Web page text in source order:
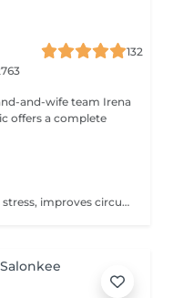
132
offers a complete
A deeply relaxing massage that melts stress, improves circulation, and leaves you recharged and focused. Indulge in luxury, even on your lunch break. Quick, effective treatments designed to refresh your face, mind, and mood all within 30 to 60 minutes. Ideal for: Professionals, busy moms, and anyone seeking a touch of luxury between meetings. Available weekdays from 11:30 to 14:30